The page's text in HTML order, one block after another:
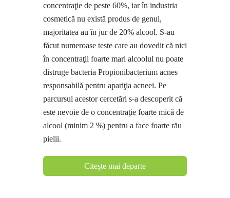
concentraţie de peste 60%, iar în industria
cosmetică nu există produs de genul,
majoritatea au în jur de 20% alcool. S-au
făcut numeroase teste care au dovedit că nici
în concentraţii foarte mari alcoolul nu poate
distruge bacteria Propionibacterium acnes
responsabilă pentru apariţia acneei. Pe
parcursul acestor cercetări s-a descoperit că
este nevoie de o concentraţie foarte mică de
alcool (minim 2 %) pentru a face foarte rău
pielii.
Citește mai departe